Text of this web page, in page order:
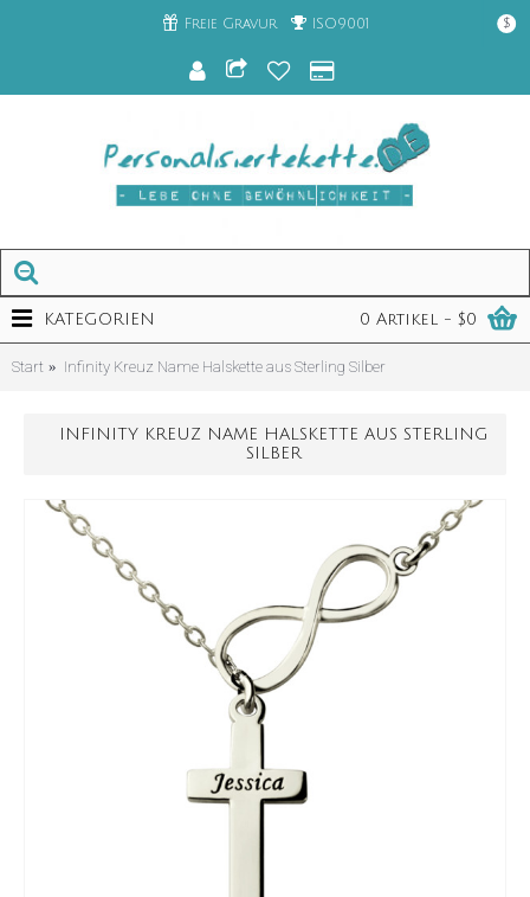
Freie Gravur ISO9001 $
0 Artikel - $0
KATEGORIEN
Start Infinity Kreuz Name Halskette aus Sterling Silber
INFINITY KREUZ NAME HALSKETTE AUS STERLING
SILBER